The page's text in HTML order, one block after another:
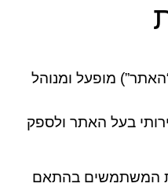
מופעל ומנוהל
בעל האתר ולספק
המשתמשים בהתאם